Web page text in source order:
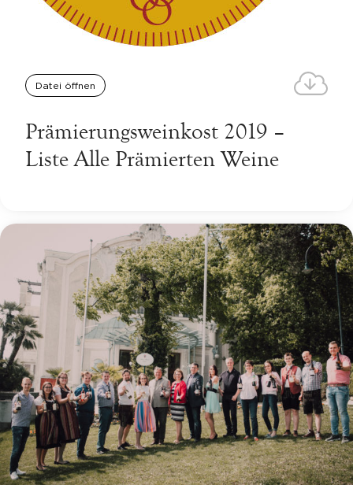
Datei öffnen
Prämierungsweinkost 2019 –
Liste Alle Prämierten Weine